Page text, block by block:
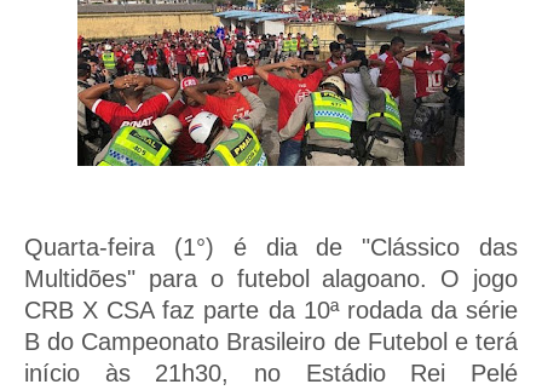
Quarta-feira (1°) é dia de "Clássico das
Multidões" para o futebol alagoano. O jogo
CRB X CSA faz parte da 10ª rodada da série
B do Campeonato Brasileiro de Futebol e terá
início às 21h30, no Estádio Rei Pelé